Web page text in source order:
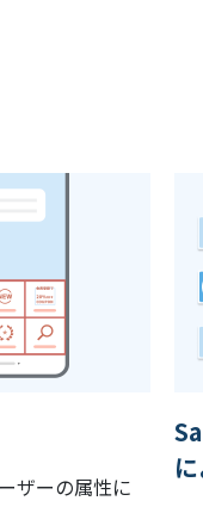
ザーの属性に